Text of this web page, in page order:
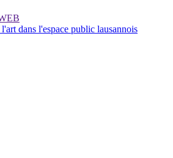
dans l'espace public lausannois